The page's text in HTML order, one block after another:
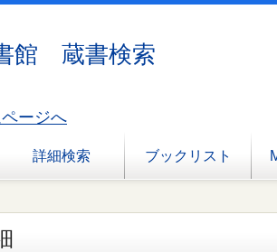
館 蔵書検索
ージへ
詳細検索 ブックリスト